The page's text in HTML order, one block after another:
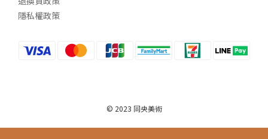
隱私權政策
© 2023 同央美術